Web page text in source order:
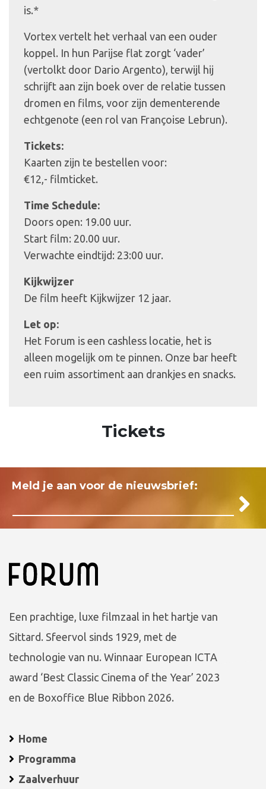
is.*
Vortex vertelt het verhaal van een ouder
koppel. In hun Parijse flat zorgt ‘vader’
(vertolkt door Dario Argento), terwijl hij
schrijft aan zijn boek over de relatie tussen
dromen en films, voor zijn dementerende
echtgenote (een rol van Françoise Lebrun).
Tickets:
Kaarten zijn te bestellen voor:
€12,- filmticket.
Time Schedule:
Doors open: 19.00 uur.
Start film: 20.00 uur.
Verwachte eindtijd: 23:00 uur.
Kijkwijzer
De film heeft Kijkwijzer 12 jaar.
Let op:
Het Forum is een cashless locatie, het is
alleen mogelijk om te pinnen. Onze bar heeft
een ruim assortiment aan drankjes en snacks.
Tickets
Meld je aan voor de nieuwsbrief:
Een prachtige, luxe filmzaal in het hartje van
Sittard. Sfeervol sinds 1929, met de
technologie van nu. Winnaar European ICTA
award ‘Best Classic Cinema of the Year’ 2023
en de Boxoffice Blue Ribbon 2026.
Home
Programma
Zaalverhuur